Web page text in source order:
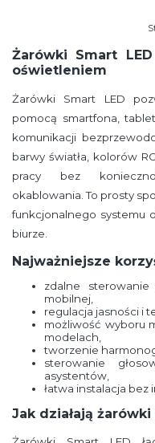
Żarówki Smart
oświetleniem
Żarówki Smart LED
pomocą smartfona,
komunikacji
barwy światła, kolorów
pracy bez
okablowania. To prosty
funkcjonalnego systemu
biurze.
Najważniejsze
zdalne
mobilnej,
regulacja jasności i
możliwość wyboru
modelach,
tworzenie
sterowanie
asystentów,
łatwa instalacja
Jak działają żarówki